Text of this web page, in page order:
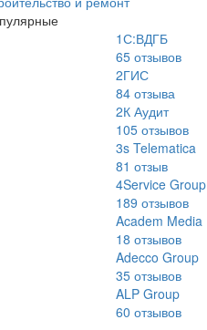
1С:ВДГБ
65отзывов
2ГИС
84отзыва
2К Аудит
105отзывов
3s Telematica
81 отзыв
4Service Group
189 отзывов
Academ Media
18 отзывов
Adecco Group
35отзывов
ALP Group
60 отзывов